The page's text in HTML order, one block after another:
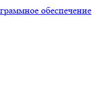
обеспечение